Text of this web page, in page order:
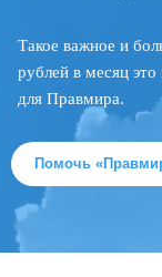
Такое важное и
рублей в месяц
для Правмира.
Помочь